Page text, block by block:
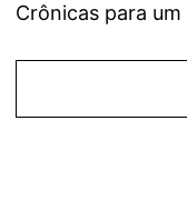
Crônicas para